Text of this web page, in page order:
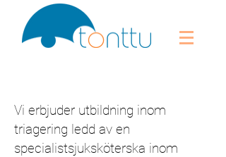
Vi erbjuder utbildning inom
triagering ledd av en
specialistsjuksköterska inom